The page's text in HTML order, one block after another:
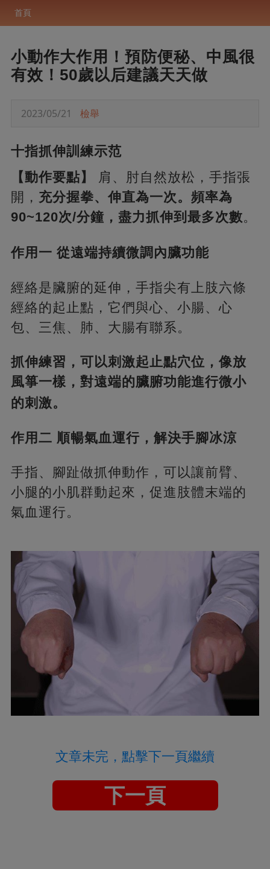
首頁
小動作大作用！預防便秘、中風很
有效！50歲以后建議天天做
2023/05/21 檢舉
十指抓伸訓練示范
【動作要點】 肩、肘自然放松，手指張
開， 充分握拳、伸直為一次。頻率為
90~120次/分鐘，盡力抓伸到最多次數。
作用一 從遠端持續微調內臟功能
經絡是臟腑的延伸，手指尖有上肢六條
經絡的起止點，它們與心、小腸、心
包、三焦、肺、大腸有聯系。
抓伸練習，可以刺激起止點穴位，像放
風箏一樣，對遠端的臟腑功能進行微小
的刺激。
作用二 順暢氣血運行，解決手腳冰涼
手指、腳趾做抓伸動作，可以讓前臂、
小腿的小肌群動起來，促進肢體末端的
氣血運行。
文章未完，點擊下一頁繼續
下一頁